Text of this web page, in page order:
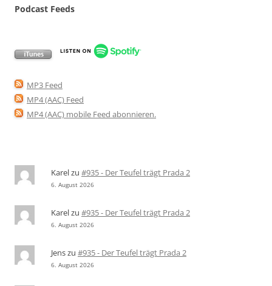
Podcast Feeds
MP3 Feed
MP4 (AAC) Feed
MP4 (AAC) mobile Feed abonnieren.
Karelzu #935 - Der Teufel trägt Prada 2
6. August 2026
Karelzu #935 - Der Teufel trägt Prada 2
6. August 2026
Jenszu #935 - Der Teufel trägt Prada 2
6. August 2026